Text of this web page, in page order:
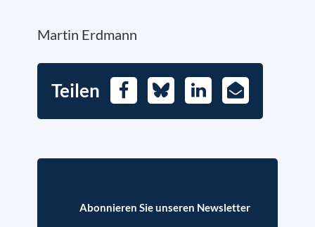
Martin Erdmann
Teilen FacebookBlueskyLinkedIn
E-
Mail
Abonnieren Sie unseren Newsletter